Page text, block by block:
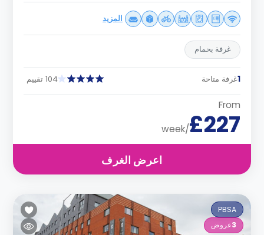
المزيد
غرفة بحمام
1غرفة متاحة 104 تقييم
From
£227
/week
اعرض الغرف
PBSA
3عروض